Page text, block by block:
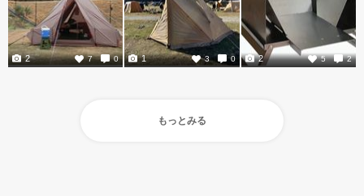
7 0
2 3 0
1 5 2
2
もっとみる